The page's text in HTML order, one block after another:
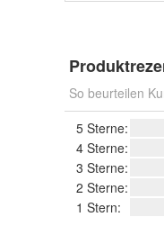
So beurteilen
5 Sterne:
4 Sterne:
3 Sterne:
2 Sterne:
1 Stern: